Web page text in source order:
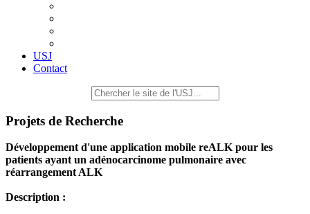
USJ
Contact
Projets de Recherche
Développement d'une application mobile reALK pour les
patients ayant un adénocarcinome pulmonaire avec
réarrangement ALK
Description :